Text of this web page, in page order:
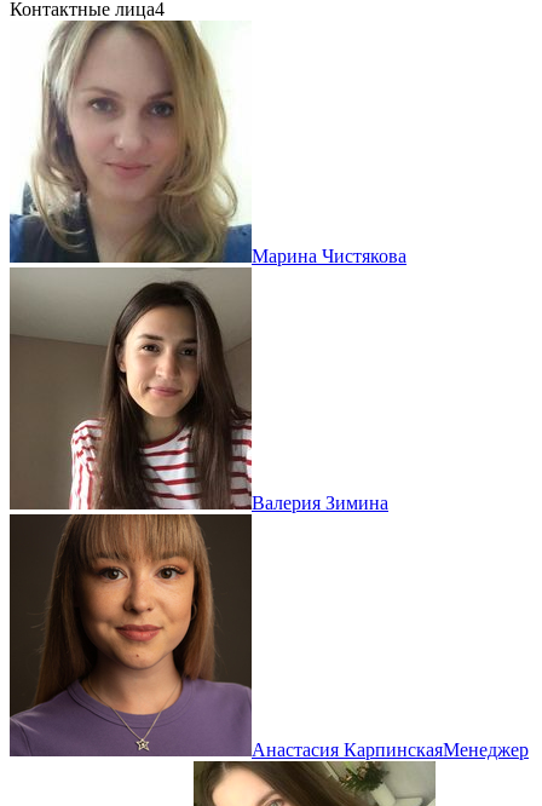
Контактные лица4
Марина Чистякова
Валерия Зимина
Анастасия КарпинскаяМенеджер